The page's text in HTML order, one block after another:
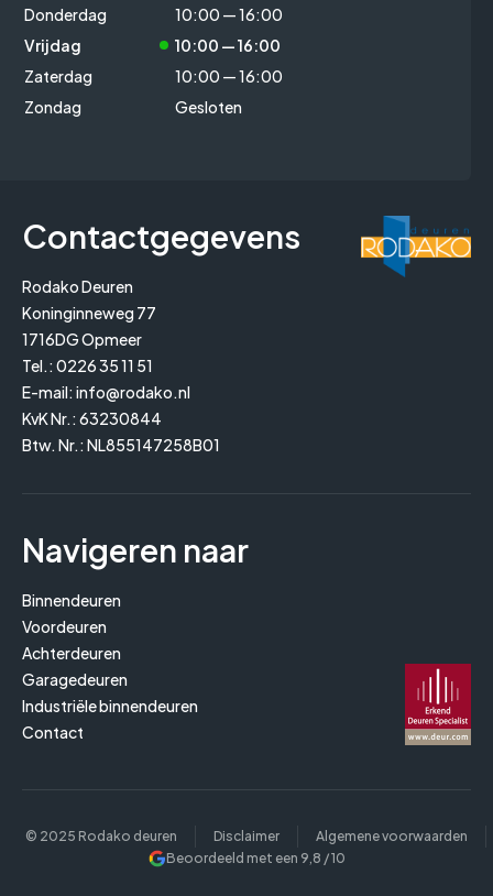
Donderdag
10:00 — 16:00
Vrijdag
10:00 — 16:00
Zaterdag
10:00 — 16:00
Zondag
Gesloten
Contactgegevens
Rodako Deuren
Koninginneweg 77
1716DG Opmeer
Tel.: 0226 35 11 51
E-mail: info@rodako.nl
KvK Nr.: 63230844
Btw. Nr.: NL855147258B01
Navigeren naar
Binnendeuren
Voordeuren
Achterdeuren
Garagedeuren
Industriële binnendeuren
Contact
© 2025 Rodako deuren Disclaimer
Algemene voorwaarden
Beoordeeld met een 9,8 / 10